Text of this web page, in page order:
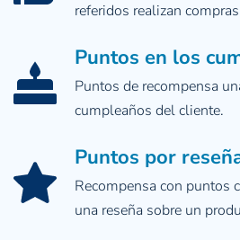
referidos realizan
Puntos en los
Puntos de recompensa
cumpleaños del cliente.
Puntos por
Recompensa con puntos
una reseña sobre un